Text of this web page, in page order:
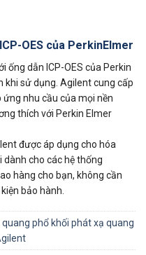
OES của PerkinElmer
ống dẫn ICP-OES của Perkin
khi sử dụng. Agilent cung cấp
ứng nhu cầu của mọi nền
thích với Perkin Elmer
được áp dụng cho hóa
cho các hệ thống
hàng cho bạn, không cần
bảo hành.
phổ khối phát xạ quang